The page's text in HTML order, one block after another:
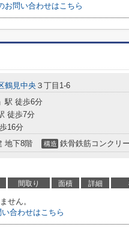
お問い合わせはこちら
鶴見中央 ３丁目1-6
」駅 徒歩6分
徒歩7分
16分
地下8階 構造 鉄骨鉄筋コンクリ
間取り 面積 詳細
せん。
合わせはこちら